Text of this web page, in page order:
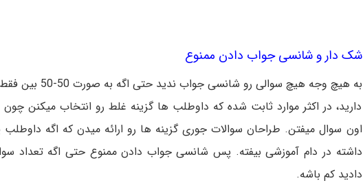
شک دار و شانسی جواب دادن ممنوع
به هیچ وجه هیچ سوالی رو
دارید، در اکثر موارد ثابت شده که داوطلب ها گزینه غلط رو انتخاب میکنن چون
اون سوال میفتن. طراحان سوالات جوری گزینه ها رو ارائه میدن که اگه
داشته در دام آموزشی بیفته. پس شانسی جواب دادن ممنوع حتی اگه تعداد
دادید کم باشه.